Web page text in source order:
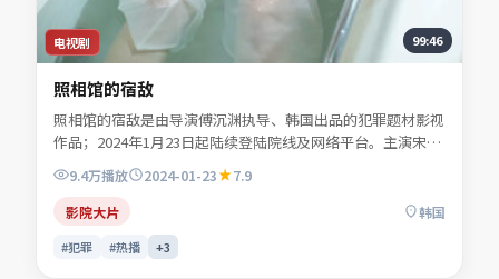
电视剧 99:46
照相馆的宿敌
照相馆的宿敌是由导演傅沉渊执导、韩国出品的犯罪题材影视
作品；2024年1月23日起陆续登陆院线及网络平台。主演宋慕
青、秦牧野、沈昭野、程见微等共同诠释一段充满转折的人物
命运。影像风格克制，留白处反而是情绪最浓烈的部分。适合
检索「犯罪电影」「韩国影片」「2024年上映」等关键词的
9.4万播放 2024-01-23
7.9
影院大片
韩国
#犯罪 #热播 +3